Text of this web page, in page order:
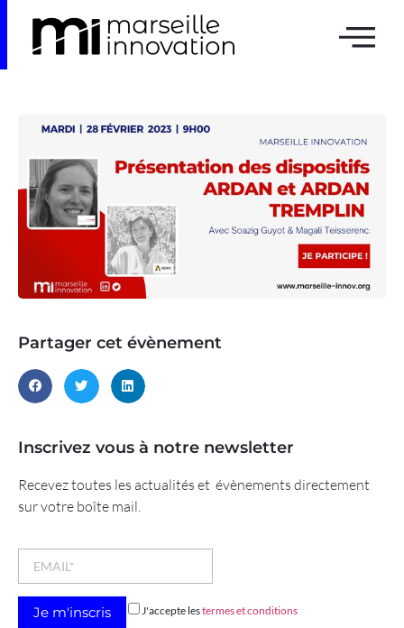
Partager cet évènement
Inscrivez vous à notre newsletter
Recevez toutes les actualités et évènements directement
sur votre boîte mail.
J'accepte lestermes et conditions